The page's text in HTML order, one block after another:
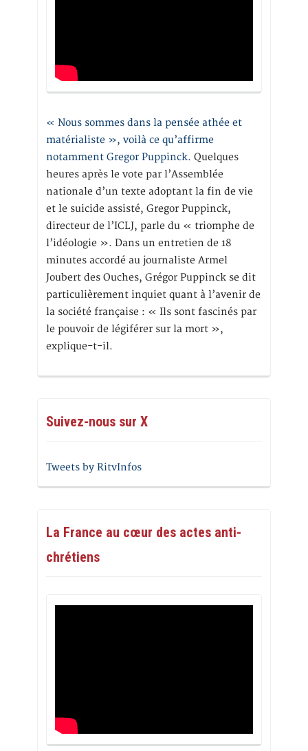
« Nous sommes dans la pensée athée et
matérialiste », voilà ce qu’affirme
notamment Gregor Puppinck. Quelques
heures après le vote par l’Assemblée
nationale d’un texte adoptant la fin de vie
et le suicide assisté, Gregor Puppinck,
directeur de l’ICLJ, parle du « triomphe de
l’idéologie ». Dans un entretien de 18
minutes accordé au journaliste Armel
Joubert des Ouches, Grégor Puppinck se dit
particulièrement inquiet quant à l’avenir de
la société française : « Ils sont fascinés par
le pouvoir de légiférer sur la mort »,
explique-t-il.
Suivez-nous sur X
Tweets by RitvInfos
La France au cœur des actes anti-
chrétiens